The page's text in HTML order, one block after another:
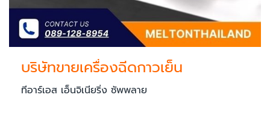
บริษัทขายเครื่องฉีดกาวเย็น
ทีอาร์เอส เอ็นจิเนียริ่ง ซัพพลาย